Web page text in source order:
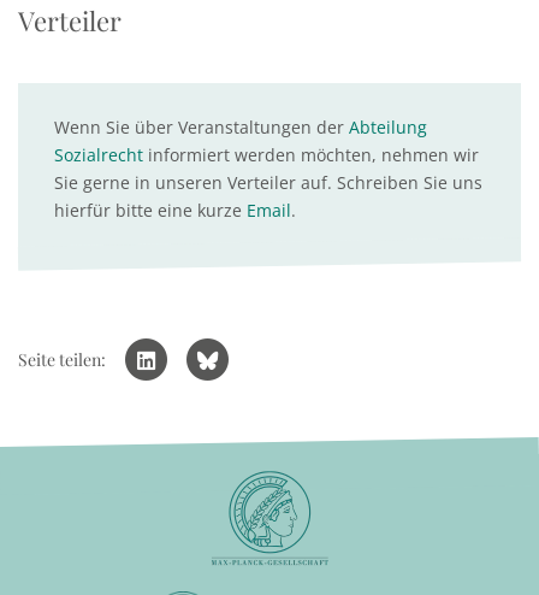
Verteiler
Wenn Sie über Veranstaltungen der Abteilung
Sozialrecht informiert werden möchten, nehmen wir
Sie gerne in unseren Verteiler auf. Schreiben Sie uns
hierfür bitte eine kurze Email.
Seite teilen: